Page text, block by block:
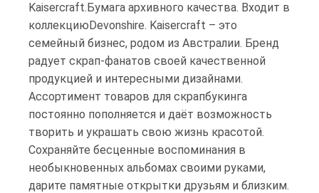
Kaisercraft.Бумага архивного качества. Входит в
коллекциюDevonshire. Kaisercraft – это
семейный бизнес, родом из Австралии. Бренд
радует скрап-фанатов своей качественной
продукцией и интересными дизайнами.
Ассортимент товаров для скрапбукинга
постоянно пополняется и даёт возможность
творить и украшать свою жизнь красотой.
Сохраняйте бесценные воспоминания в
необыкновенных альбомах своими руками,
дарите памятные открытки друзьям и близким.